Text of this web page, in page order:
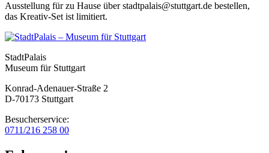
Ausstellung für zu Hause über stadtpalais@stuttgart.de bestellen,
das Kreativ-Set ist limitiert.
StadtPalais
Museum für Stuttgart
Konrad-Adenauer-Straße 2
D-70173 Stuttgart
Besucherservice:
0711/216 258 00